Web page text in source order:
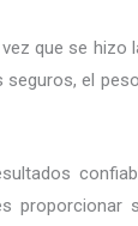
que se hizo
el
proporcionar